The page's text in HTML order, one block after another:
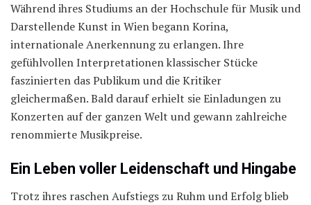
Während ihres Studiums an der Hochschule für Musik und
Darstellende Kunst in Wien begann Korina,
internationale Anerkennung zu erlangen. Ihre
gefühlvollen Interpretationen klassischer Stücke
faszinierten das Publikum und die Kritiker
gleichermaßen. Bald darauf erhielt sie Einladungen zu
Konzerten auf der ganzen Welt und gewann zahlreiche
renommierte Musikpreise.
Ein Leben voller Leidenschaft und Hingabe
Trotz ihres raschen Aufstiegs zu Ruhm und Erfolg blieb